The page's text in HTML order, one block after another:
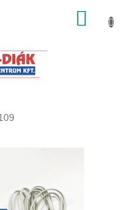
KOSÁR